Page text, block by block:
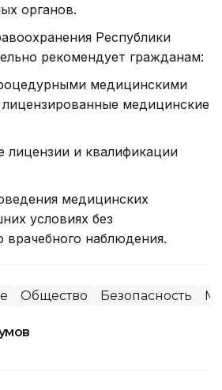
органов.
Республики
рекомендует гражданам:
медицинскими
лицензированные медицинские
лицензии и квалификации
медицинских
условиях без
врачебного наблюдения.
Общество Безопасность